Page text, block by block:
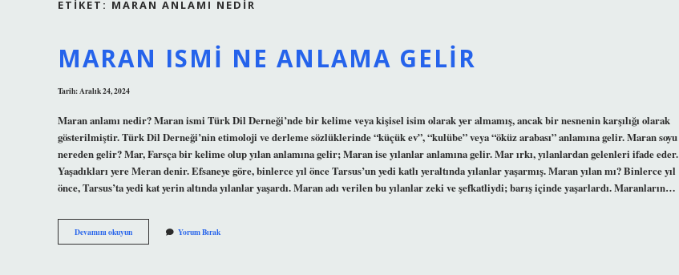
ETIKET: MARAN ANLAMI NEDIR
MARAN ISMI NE ANLAMA GELIR
Tarih: Aralık 24, 2024
Maran anlamı nedir? Maran ismi Türk Dil Derneği’nde bir kelime veya kişisel isim olarak yer almamış, ancak bir nesnenin karşılığı olarak
gösterilmiştir. Türk Dil Derneği’nin etimoloji ve derleme sözlüklerinde “küçük ev”, “kulübe” veya “öküz arabası” anlamına gelir. Maran soyu
nereden gelir? Mar, Farsça bir kelime olup yılan anlamına gelir; Maran ise yılanlar anlamına gelir. Mar ırkı, yılanlardan gelenleri ifade eder.
Yaşadıkları yere Meran denir. Efsaneye göre, binlerce yıl önce Tarsus’un yedi katlı yeraltında yılanlar yaşarmış. Maran yılan mı? Binlerce yıl
önce, Tarsus’ta yedi kat yerin altında yılanlar yaşardı. Maran adı verilen bu yılanlar zeki ve şefkatliydi; barış içinde yaşarlardı. Maranların…
Devamını okuyunMaran
Ismi
Yorum Bırak